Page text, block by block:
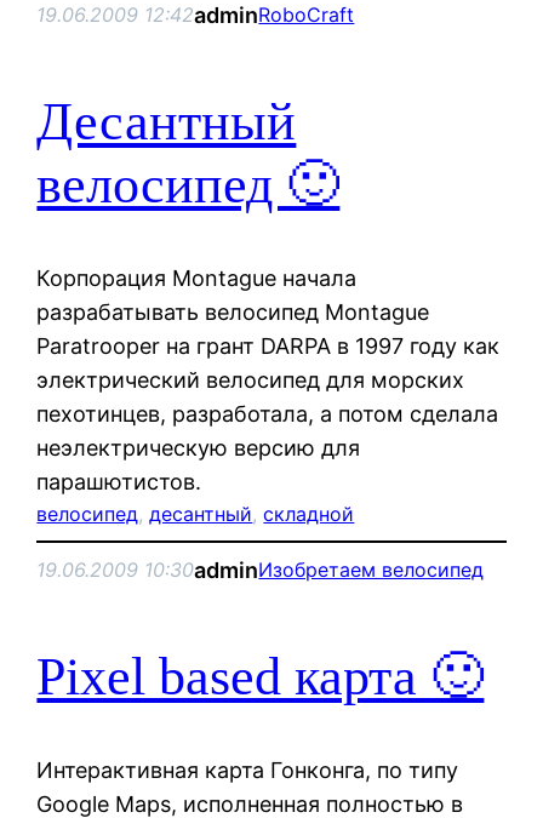
19.06.2009 12:42adminRoboCraft
Десантный
велосипед 🙂
Корпорация Montague начала
разрабатывать велосипед Montague
Paratrooper на грант DARPA в 1997 году как
электрический велосипед для морских
пехотинцев, разработала, а потом сделала
неэлектрическую версию для
парашютистов.
велосипед, десантный, складной
19.06.2009 10:30adminИзобретаем велосипед
Pixel based карта 🙂
Интерактивная карта Гонконга, по типу
Google Maps, исполненная полностью в